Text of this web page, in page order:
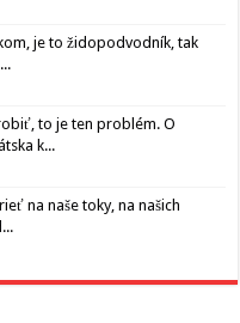
je to židopodvodník, tak
to je ten problém. O
k...
na naše toky, na našich